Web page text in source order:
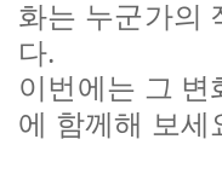
화는 누군가의
다.
이번에는 그 변
에 함께해 보세